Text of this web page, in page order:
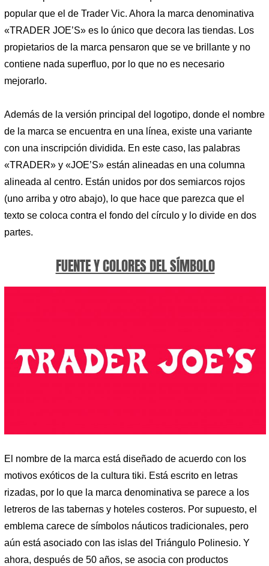
popular que el de Trader Vic. Ahora la marca denominativa
«TRADER JOE’S» es lo único que decora las tiendas. Los
propietarios de la marca pensaron que se ve brillante y no
contiene nada superfluo, por lo que no es necesario
mejorarlo.
Además de la versión principal del logotipo, donde el nombre
de la marca se encuentra en una línea, existe una variante
con una inscripción dividida. En este caso, las palabras
«TRADER» y «JOE’S» están alineadas en una columna
alineada al centro. Están unidos por dos semiarcos rojos
(uno arriba y otro abajo), lo que hace que parezca que el
texto se coloca contra el fondo del círculo y lo divide en dos
partes.
FUENTE Y COLORES DEL SÍMBOLO
El nombre de la marca está diseñado de acuerdo con los
motivos exóticos de la cultura tiki. Está escrito en letras
rizadas, por lo que la marca denominativa se parece a los
letreros de las tabernas y hoteles costeros. Por supuesto, el
emblema carece de símbolos náuticos tradicionales, pero
aún está asociado con las islas del Triángulo Polinesio. Y
ahora, después de 50 años, se asocia con productos